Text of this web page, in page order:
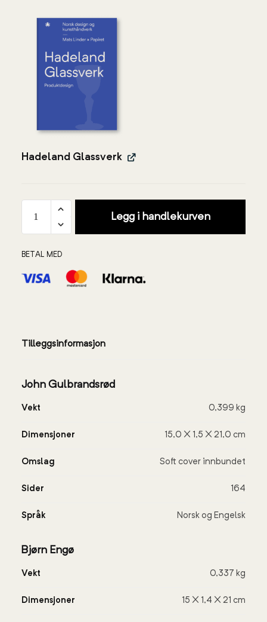
Hadeland Glassverk
Legg i handlekurven
BETAL MED
Tilleggsinformasjon
John Gulbrandsrød
Vekt 0,399 kg
Dimensjoner 15,0 × 1,5 × 21,0 cm
Omslag Soft cover innbundet
Sider 164
Språk Norsk og Engelsk
Bjørn Engø
Vekt 0,337 kg
Dimensjoner 15 × 1,4 × 21 cm